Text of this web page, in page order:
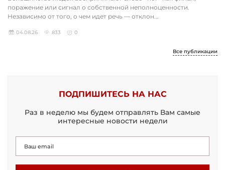
поражение или сигнал о собственной неполноценности.
Независимо от того, о чем идет речь — отклон...
04.08.26 833 0
Все публикации
ПОДПИШИТЕСЬ НА НАС
Раз в неделю мы будем отправлять Вам самые
интересные новости недели